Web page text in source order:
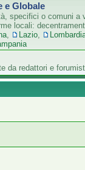
e Globale
specifici o comuni a
locali:
, Lazio,
da redattori e